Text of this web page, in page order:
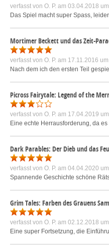
verfasst von O. P. am 03.04.2018
Das Spiel macht super Spass,
Mortimer Beckett und das Zeit-
verfasst von O. P. am 17.11.2016
Nach dem ich den ersten Teil
Picross Fairytale: Legend of the
verfasst von O. P. am 17.04.2019
Eine echte Herrausforderung, da
Dark Parables: Der Dieb und das
verfasst von O. P. am 04.04.2020
Spannende Geschichte schöne
Grim Tales: Farben des Grauens
verfasst von O. P. am 02.12.2018
Eine super Fortsetzung, die